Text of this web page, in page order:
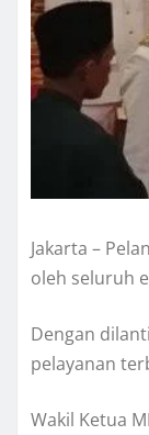
Jakarta –
oleh seluruh
Dengan
pelayanan
Wakil Ketua